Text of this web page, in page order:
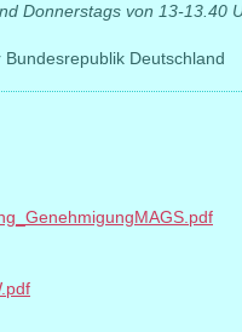
Donnerstags von 13-13.40
Deutschland